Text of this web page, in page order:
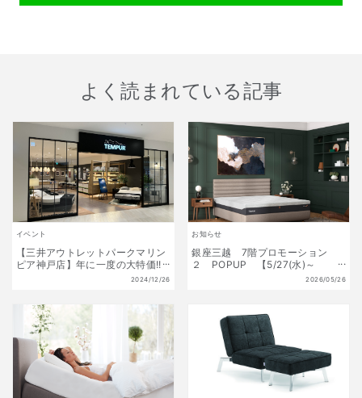
よく読まれている記事
イベント
【三井アウトレットパークマリン
ピア神戸店】年に一度の大特価!!
初夢福袋 販売開始!! 1月1日(水)
2024/12/26
お知らせ
銀座三越 7階プロモーション
２ POPUP 【5/27(水)～
2026/05/26